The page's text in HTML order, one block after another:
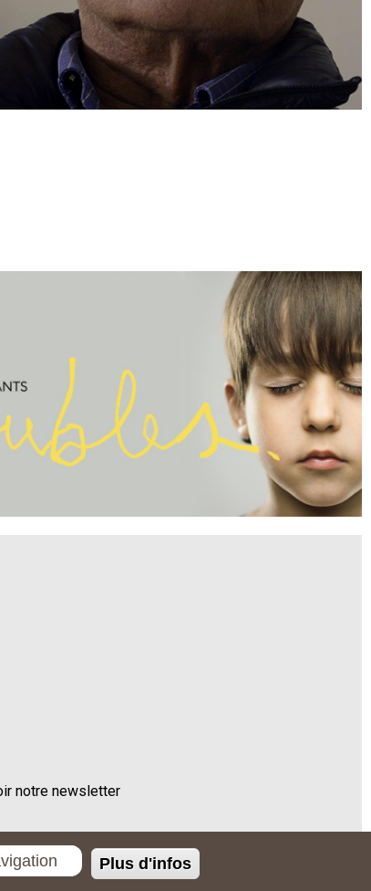
notre newsletter
Plus d'infos